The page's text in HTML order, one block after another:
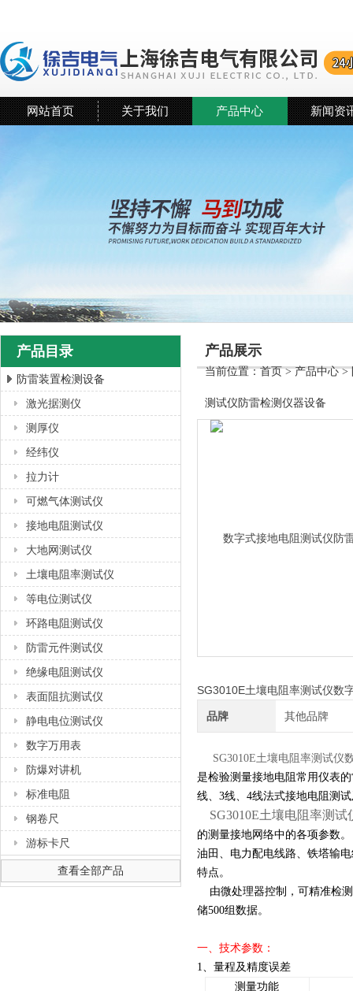
上海徐吉电气有限公司
网站首页 关于我们 产品中心 新闻资
产品目录
防雷装置检测设备
激光据测仪
测厚仪
经纬仪
拉力计
可燃气体测试仪
接地电阻测试仪
大地网测试仪
土壤电阻率测试仪
等电位测试仪
环路电阻测试仪
防雷元件测试仪
绝缘电阻测试仪
表面阻抗测试仪
静电电位测试仪
数字万用表
防爆对讲机
标准电阻
钢卷尺
游标卡尺
查看全部产品
产品展示
当前位置：首页>产品中心>
测试仪防雷检测仪器设备
SG3010E土壤电阻率测试仪数
品牌 其他品牌
SG3010E土壤电阻率测试仪
是检验测量接地电阻常用仪表
线、3线、4线法式接地电阻测
SG3010E土壤电阻率测试
的测量接地网络中的各项参数
油田、电力配电线路、铁塔输
特点。
由微处理器控制，可精准检
储500组数据。
一、技术参数：
1、量程及精度误差
测量功能